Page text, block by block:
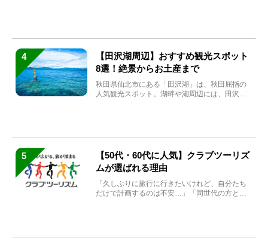
4
【田沢湖周辺】おすすめ観光スポット
8選！絶景からお土産まで
秋田県仙北市にある「田沢湖」は、秋田屈指の
人気観光スポット。湖畔や湖周辺には、田沢湖
5
【50代・60代に人気】クラブツーリズ
ムが選ばれる理由
「久しぶりに旅行に行きたいけれど、自分たち
だけで計画するのは不安…」「同世代の方と気